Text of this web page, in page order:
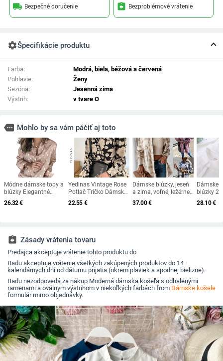
local_shipping Bezpečné doručenie assignment_return Bezproblémové vrátenie
settingsŠpecifikácie produktu
Farba:
Modrá, biela, béžová a červená
Pohlavie:
Ženy
Sezóna:
Jesenná zima
Výstrih:
v tvare O
more Mohlo by sa vám páčiť aj toto
Módne dámske topy a
blúzky Elegantné
tričko s dlhým
rukávom a bodkami,
streetwear
26.32€
Yedinas Vintage Rose
Potlač Tričko Dámske
Elegantné Blúzky
Dámske Tričká s
Harajuku Tričko
22.55 €
Dámske blúzky, jeseň
a zima, voľné, ležérne,
retro topy, kockované,
s dlhým rukávom,
37.00€
Dámske
blúzky
jeseň/jar,
dámske
28.10€
assignment_return Zásady vrátenia tovaru
Predajca akceptuje vrátenie tohto produktu do
Badu akceptuje vrátenie všetkých zakúpených produktov do 14
kalendárnych dní od dátumu prijatia (okrem plaviek a spodnej bielizne).
Badu nezodpovedá za nákup Moderná dámska košeľa s odhalenými
ramenami a oválnym výstrihom v niekoľkých farbách from Dámske košele
formulár mimo objednávky.